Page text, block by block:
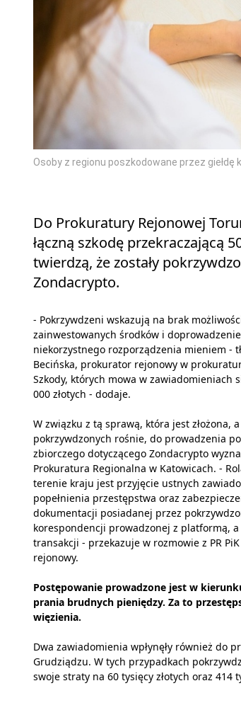
Osoby z regionu poszkodowane przez
Do Prokuratury Rejonowej
łączną szkodę przekraczającą
twierdzą, że zostały
Zondacrypto.
- Pokrzywdzeni wskazują na brak
zainwestowanych środków i
niekorzystnego rozporządzenia mieniem -
Becińska, prokurator rejonowy w
Szkody, których mowa w zawiadomieniach
000 złotych - dodaje.
W związku z tą sprawą, która jest złożona,
pokrzywdzonych rośnie, do prowadzenia
zbiorczego dotyczącego Zondacrypto
Prokuratura Regionalna w Katowicach. -
terenie kraju jest przyjęcie ustnych
popełnienia przestępstwa oraz
dokumentacji posiadanej przez
korespondencji prowadzonej z platformą, a
transakcji - przekazuje w rozmowie z PR
rejonowy.
Postępowanie prowadzone jest w
prania brudnych pieniędzy. Za to
więzienia.
Dwa zawiadomienia wpłynęły również do
Grudziądzu. W tych przypadkach
swoje straty na 60 tysięcy złotych oraz 414